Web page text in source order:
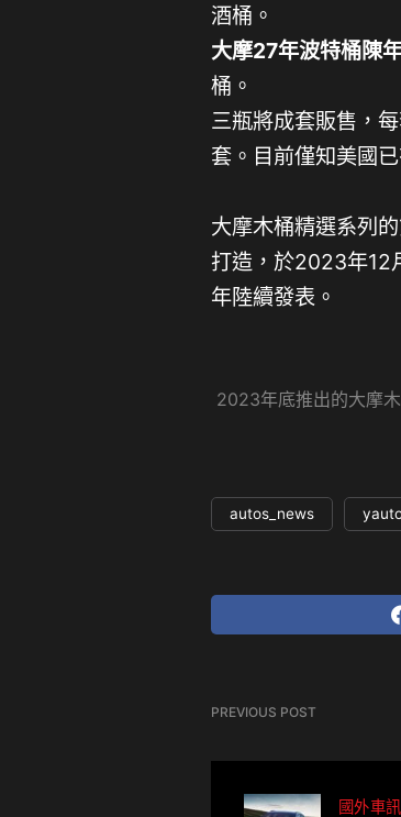
酒桶。
大摩27年波特桶陳
桶。
三瓶將成套販售，
套。目前僅知美國
大摩木桶精選系列
打造，於2023年12
年陸續發表。
2023年底推出的大摩
autos_news
PREVIOUS POST
國外車訊